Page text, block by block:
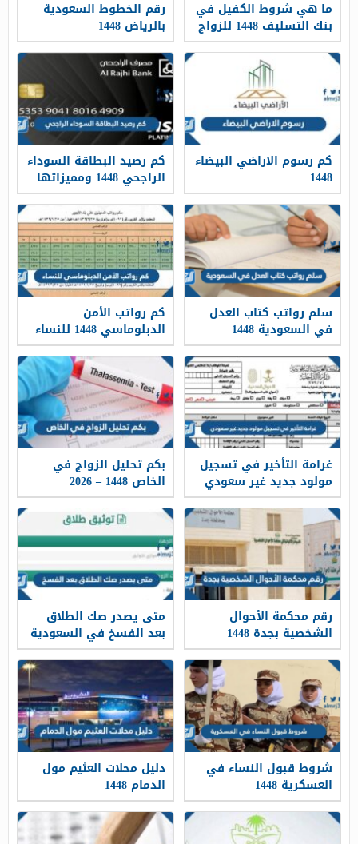
ما هي شروط الكفيل في
بنك التسليف 1448 للزواج
رقم الخطوط السعودية
بالرياض 1448
كم رسوم الاراضي البيضاء
1448
كم رصيد البطاقة السوداء
الراجحي 1448 ومميزاتها
سلم رواتب كتاب العدل
في السعودية 1448
كم رواتب الأمن
الدبلوماسي 1448 للنساء
غرامة التأخير في تسجيل
مولود جديد غير سعودي
2026 / 1448
بكم تحليل الزواج في
الخاص 1448 – 2026
رقم محكمة الأحوال
الشخصية بجدة 1448
متى يصدر صك الطلاق
بعد الفسخ في السعودية
1448
شروط قبول النساء في
العسكرية 1448
دليل محلات العثيم مول
الدمام 1448